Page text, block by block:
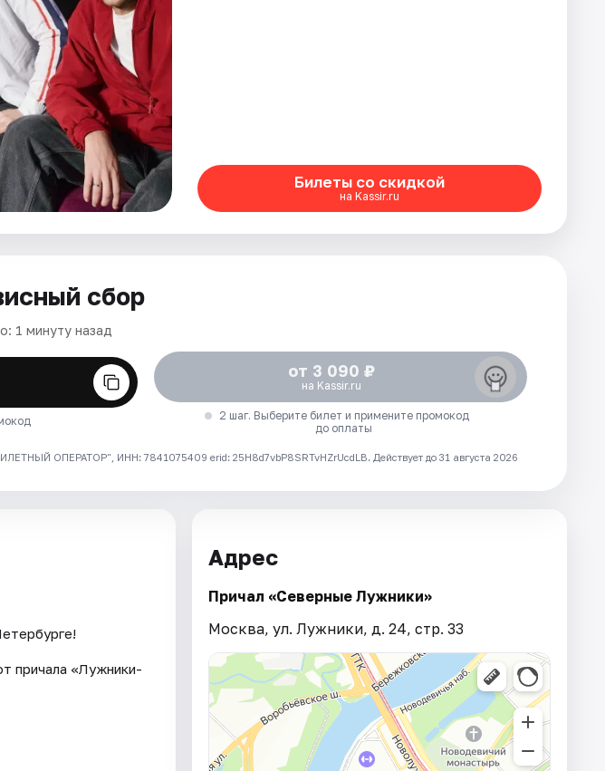
Билеты со скидкой
на Kassir.ru
сбор
1 минуту назад
от 3 090 ₽
на Kassir.ru
2 шаг. Выберите билет и примените промокод
до оплаты
ОПЕРАТОР", ИНН: 7841075409 erid: 25H8d7vbP8SRTvHZrUcdLB. Действует до 31 августа 2026
причала «Лужники-
Адрес
Причал «Северные Лужники»
Москва, ул. Лужники, д. 24, стр. 33